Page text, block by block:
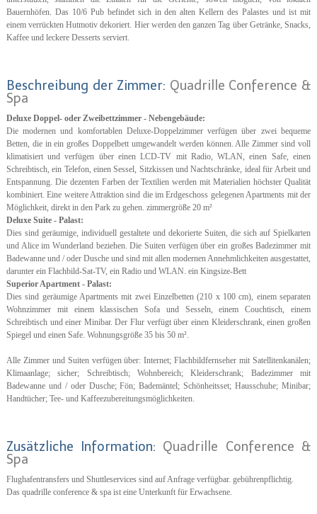
Bauernhöfen. Das 10/6 Pub befindet sich in den alten Kellern des Palastes und ist mit
einem verrückten Hutmotiv dekoriert. Hier werden den ganzen Tag über Getränke, Snacks,
Kaffee und leckere Desserts serviert.
Beschreibung der Zimmer: Quadrille Conference &
Spa
Deluxe Doppel- oder Zweibettzimmer - Nebengebäude:
Die modernen und komfortablen Deluxe-Doppelzimmer verfügen über zwei bequeme
Betten, die in ein großes Doppelbett umgewandelt werden können. Alle Zimmer sind voll
klimatisiert und verfügen über einen LCD-TV mit Radio, WLAN, einen Safe, einen
Schreibtisch, ein Telefon, einen Sessel, Sitzkissen und Nachtschränke, ideal für Arbeit und
Entspannung. Die dezenten Farben der Textilien werden mit Materialien höchster Qualität
kombiniert. Eine weitere Attraktion sind die im Erdgeschoss gelegenen Apartments mit der
Möglichkeit, direkt in den Park zu gehen. zimmergröße 20 m²
Deluxe Suite - Palast:
Dies sind geräumige, individuell gestaltete und dekorierte Suiten, die sich auf Spielkarten
und Alice im Wunderland beziehen. Die Suiten verfügen über ein großes Badezimmer mit
Badewanne und / oder Dusche und sind mit allen modernen Annehmlichkeiten ausgestattet,
darunter ein Flachbild-Sat-TV, ein Radio und WLAN. ein Kingsize-Bett
Superior Apartment - Palast:
Dies sind geräumige Apartments mit zwei Einzelbetten (210 x 100 cm), einem separaten
Wohnzimmer mit einem klassischen Sofa und Sesseln, einem Couchtisch, einem
Schreibtisch und einer Minibar. Der Flur verfügt über einen Kleiderschrank, einen großen
Spiegel und einen Safe. Wohnungsgröße 35 bis 50 m².
Alle Zimmer und Suiten verfügen über: Internet; Flachbildfernseher mit Satellitenkanälen;
Klimaanlage; sicher; Schreibtisch; Wohnbereich; Kleiderschrank; Badezimmer mit
Badewanne und / oder Dusche; Fön; Bademäntel; Schönheitsset; Hausschuhe; Minibar;
Handtücher; Tee- und Kaffeezubereitungsmöglichkeiten.
Zusätzliche Information: Quadrille Conference &
Spa
Flughafentransfers und Shuttleservices sind auf Anfrage verfügbar. gebührenpflichtig.
Das quadrille conference & spa ist eine Unterkunft für Erwachsene.